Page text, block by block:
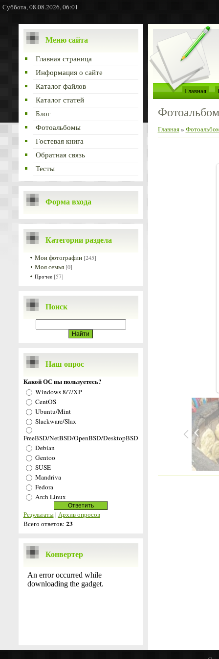
Суббота, 08.08.2026, 06:01
Меню сайта
Главная страница
Информация о сайте
Каталог файлов
Каталог статей
Блог
Фотоальбомы
Гостевая книга
Обратная связь
Тесты
Форма входа
Категории раздела
Мои фотографии [245]
Моя семья [0]
Прочее [57]
Поиск
Наш опрос
Какой ОС вы пользуетесь?
Windows 8/7/XP
CentOS
Ubuntu/Mint
Slackware/Slax
FreeBSD/NetBSD/OpenBSD/DesktopBSD
Debian
Gentoo
SUSE
Mandriva
Fedora
Arch Linux
Результаты| Архив опросов
Всего ответов: 23
Конвертер
Главная
Главная»